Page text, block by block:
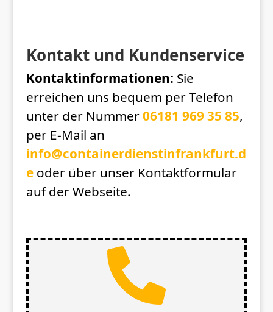
Kontakt und Kundenservice
Kontaktinformationen: Sie
erreichen uns bequem per Telefon
unter der Nummer06181 969 35 85,
per E-Mail an
info@containerdienstinfrankfurt.d
eoder über unser Kontaktformular
auf der Webseite.
